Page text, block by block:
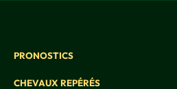
PRONOSTICS
CHEVAUX REPÉRÉS